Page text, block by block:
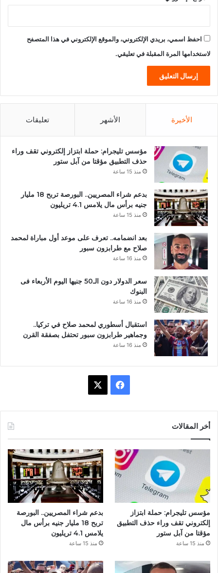
احفظ اسمي، بريدي الإلكتروني، والموقع الإلكتروني في هذا المتصفح
لاستخدامها المرة المقبلة في تعليقي.
الأخيرة الأشهر تعليقات
مؤسس تليجرام: حملة ابتزاز إلكتروني تقف وراء
حذف التطبيق مؤقتا من آبل ستور
منذ 15 ساعة
بدعم شراء المصريين.. البورصة تربح 18 مليار
جنيه برأس مال يلامس 4.1 تريليون
منذ 15 ساعة
بعد انضمامه.. تعرف على موعد أول مباراة لمحمد
صلاح مع طرابزون سبور
منذ 16 ساعة
سعر الدولار دون الـ50 جنيها اليوم الأربعاء فى
البنوك
منذ 16 ساعة
استقبال أسطوري لمحمد صلاح في تركيا..
وجماهير طرابزون سبور تحتفل بصفقة القرن
منذ 16 ساعة
و
أخر المقالات
مؤسس تليجرام: حملة ابتزاز
إلكتروني تقف وراء حذف التطبيق
مؤقتا من آبل ستور
منذ 15 ساعة
بدعم شراء المصريين.. البورصة
تربح 18 مليار جنيه برأس مال
يلامس 4.1 تريليون
منذ 15 ساعة